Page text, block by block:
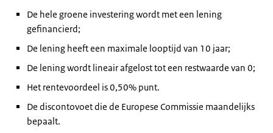
De hele groene investering wordt met een lening
gefinancierd;
De lening heeft een maximale looptijd van 10 jaar;
De lening wordt lineair afgelost tot een restwaarde van 0;
Het rentevoordeel is 0,50% punt.
De discontovoet die de Europese Commissie maandelijks
bepaalt.